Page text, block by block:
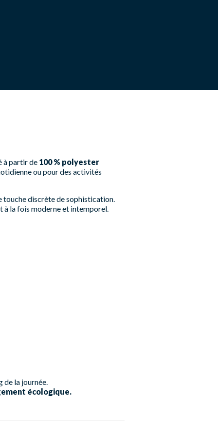
à partir de 100 % polyester
ou pour des activités
touche discrète de sophistication.
à la fois moderne et intemporel.
de la journée.
écologique.